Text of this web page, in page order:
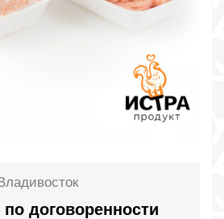
по договоренности